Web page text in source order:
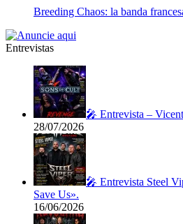
Breeding Chaos: la banda
Entrevistas
🎤 Entrevista –
28/07/2026
🎤 Entrevista Steel
Save Us».
16/06/2026